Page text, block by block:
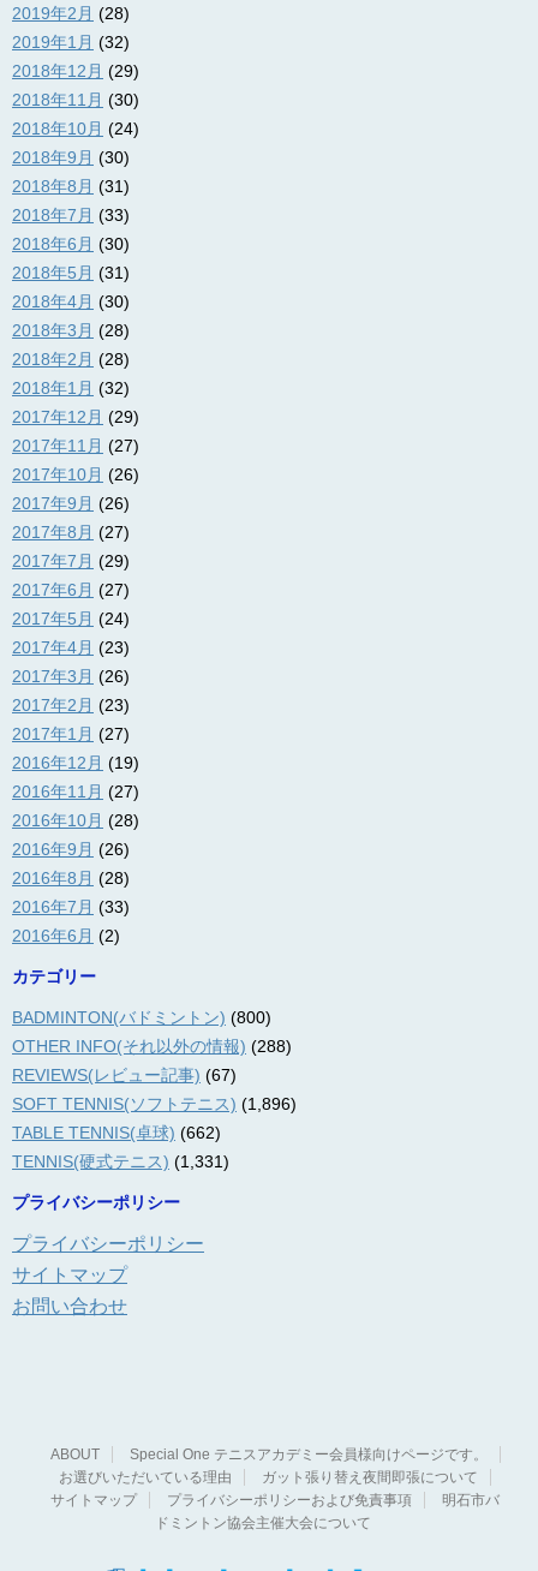
2019年2月 (28)
2019年1月 (32)
2018年12月 (29)
2018年11月 (30)
2018年10月 (24)
2018年9月 (30)
2018年8月 (31)
2018年7月 (33)
2018年6月 (30)
2018年5月 (31)
2018年4月 (30)
2018年3月 (28)
2018年2月 (28)
2018年1月 (32)
2017年12月 (29)
2017年11月 (27)
2017年10月 (26)
2017年9月 (26)
2017年8月 (27)
2017年7月 (29)
2017年6月 (27)
2017年5月 (24)
2017年4月 (23)
2017年3月 (26)
2017年2月 (23)
2017年1月 (27)
2016年12月 (19)
2016年11月 (27)
2016年10月 (28)
2016年9月 (26)
2016年8月 (28)
2016年7月 (33)
2016年6月 (2)
カテゴリー
BADMINTON(バドミントン) (800)
OTHER INFO(それ以外の情報) (288)
REVIEWS(レビュー記事) (67)
SOFT TENNIS(ソフトテニス) (1,896)
TABLE TENNIS(卓球) (662)
TENNIS(硬式テニス) (1,331)
プライバシーポリシー
プライバシーポリシー
サイトマップ
お問い合わせ
ABOUT
Special One テニスアカデミー会員様向けページです。
お選びいただいている理由
ガット張り替え夜間即張について
サイトマップ
プライバシーポリシーおよび免責事項
明石市バ
ドミントン協会主催大会について